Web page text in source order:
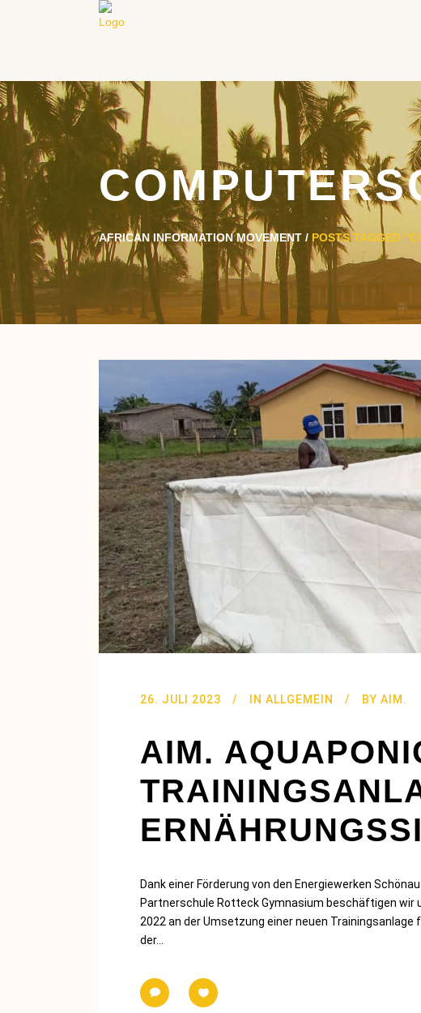
AFRICAN INFORMATION MOVEMENT / POSTS TAGGED
26. JULI 2023 IN ALLGEMEIN BY AIM.
AIM.
Dank einer Förderung von den Energiewerken
Partnerschule Rotteck Gymnasium beschäftigen wir
2022 an der Umsetzung einer neuen Trainingsanlage
der...